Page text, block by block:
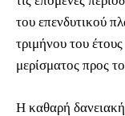
του επενδυτικού
τριμήνου του
μερίσματος προς
Η καθαρή δανειακή